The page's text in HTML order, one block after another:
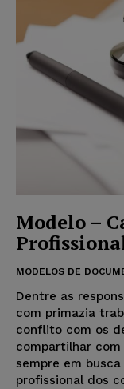
Modelo –
MODELOS DE
Dentre as
com primazia
conflito com os
compartilhar com
sempre em
profissional dos